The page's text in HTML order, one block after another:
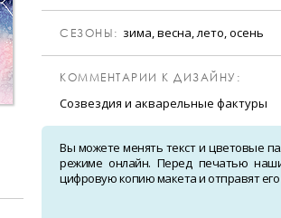
CЕЗОНЫ: зима, весна, лето, осень
КОММЕНТАРИИ К ДИЗАЙНУ:
Созвездия и акварельные фактуры
Вы можете менять текст и цветовые
режиме онлайн. Перед печатью
цифровую копию макета и отправят его